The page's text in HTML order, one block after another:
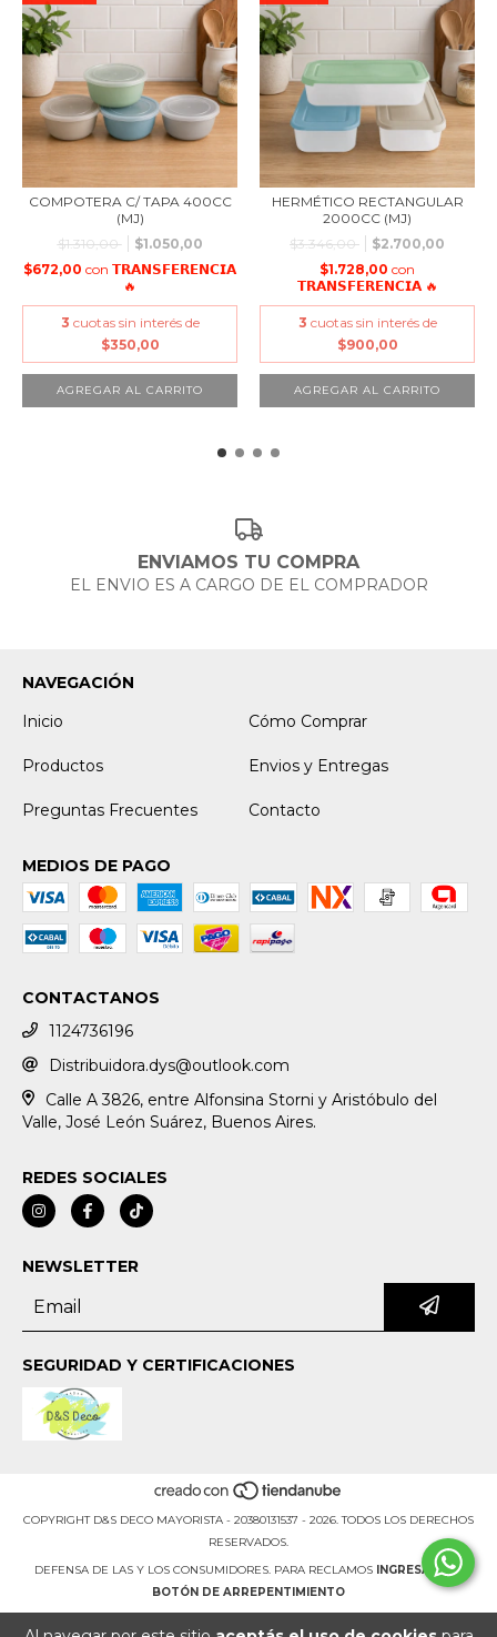
COMPOTERA C/ TAPA 400CC
(MJ)
$1.310,00
$1.050,00
$672,00 con 𝗧𝗥𝗔𝗡𝗦𝗙𝗘𝗥𝗘𝗡𝗖𝗜𝗔
🔥
3 cuotas sin interés de
$350,00
HERMÉTICO RECTANGULAR
2000CC (MJ)
$3.346,00
$2.700,00
$1.728,00 con
𝗧𝗥𝗔𝗡𝗦𝗙𝗘𝗥𝗘𝗡𝗖𝗜𝗔 🔥
3 cuotas sin interés de
$900,00
ENVIAMOS TU COMPRA
EL ENVIO ES A CARGO DE EL COMPRADOR
NAVEGACIÓN
Inicio
Cómo Comprar
Productos Envios y Entregas
Preguntas Frecuentes Contacto
MEDIOS DE PAGO
CONTACTANOS
1124736196
Distribuidora.dys@outlook.com
Calle A 3826, entre Alfonsina Storni y Aristóbulo del
Valle, José León Suárez, Buenos Aires.
REDES SOCIALES
NEWSLETTER
SEGURIDAD Y CERTIFICACIONES
COPYRIGHT D&S DECO MAYORISTA - 20380131537 - 2026. TODOS LOS DERECHOS
RESERVADOS.
DEFENSA DE LAS Y LOS CONSUMIDORES. PARA RECLAMOS INGRESÁ ACÁ.
BOTÓN DE ARREPENTIMIENTO